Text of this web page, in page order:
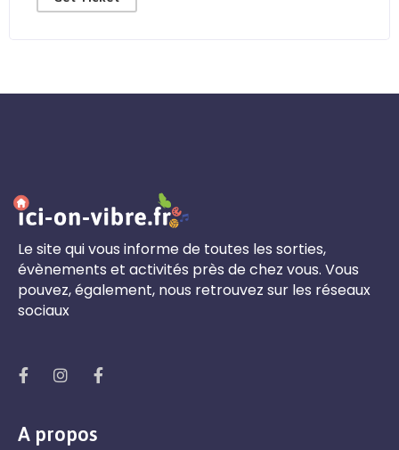
Le site qui vous informe de toutes les sorties,
évènements et activités près de chez vous. Vous
pouvez, également, nous retrouvez sur les réseaux
sociaux
A propos